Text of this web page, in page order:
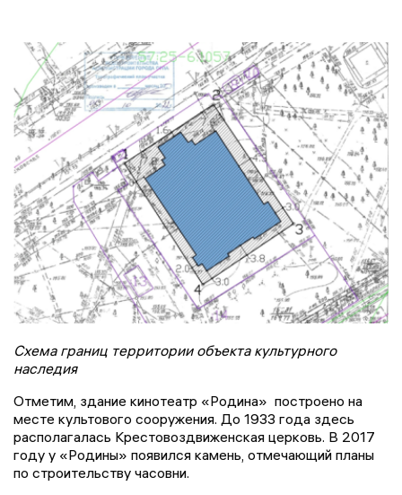
Схема границ территории объекта культурного
наследия
Отметим, здание кинотеатр «Родина» построено на
месте культового сооружения. До 1933 года здесь
располагалась Крестовоздвиженская церковь. В 2017
году у «Родины» появился камень, отмечающий планы
по строительству часовни.